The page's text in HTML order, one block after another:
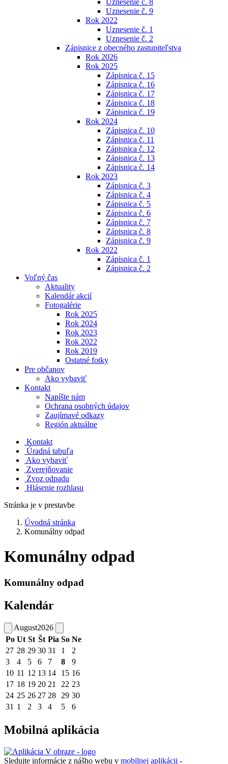
Uznesenie č. 8
Uznesenie č. 9
Rok 2022
Uznesenie č. 1
Uznesenie č. 2
Zápisnice z obecného zastupiteľstva
Rok 2026
Rok 2025
Zápisnica č. 15
Zápisnica č. 16
Zápisnica č. 17
Zápisnica č. 18
Zápisnica č. 19
Rok 2024
Zápisnica č. 10
Zápisnica č. 11
Zápisnica č. 12
Zápisnica č. 13
Zápisnica č. 14
Rok 2023
Zápisnica č. 3
Zápisnica č. 4
Zápisnica č. 5
Zápisnica č. 6
Zápisnica č. 7
Zápisnica č. 8
Zápisnica č. 9
Rok 2022
Zápisnica č. 1
Zápisnica č. 2
Voľný čas
Aktuality
Kalendár akcií
Fotogalérie
Rok 2025
Rok 2024
Rok 2023
Rok 2022
Rok 2019
Ostatné fotky
Pre občanov
Ako vybaviť
Kontakt
Napíšte nám
Ochrana osobných údajov
Zaujímavé odkazy
Región aktuálne
Kontakt
Úradná tabuľa
Ako vybaviť
Zverejňovanie
Zvoz odpadu
Hlásenie rozhlasu
Stránka je v prestavbe
Úvodná stránka
Komunálny odpad
Komunálny odpad
Komunálny odpad
Kalendár
August2026
Po Ut St Št Pia So Ne
27 28 29 30 31 1
2
3
4 5 6 7 8
9
10 11 12 13 14 15 16
17 18 19 20 21 22 23
24 25 26 27 28 29 30
31 1 2 3 4 5 6
Mobilná aplikácia
Sledujte informácie z nášho webu v mobilnej aplikácii -